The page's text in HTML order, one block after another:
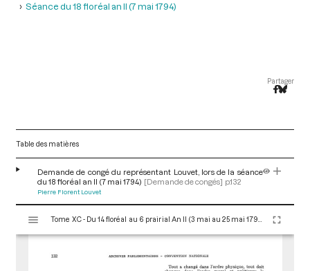
Séance du 18 floréal an II (7 mai 1794)
Partager
Table des matières
Demande de congé du représentant Louvet, lors de la séance
du 18 floréal an II (7 mai 1794) [Demande de congés] p.132
Pierre Florent Louvet
s